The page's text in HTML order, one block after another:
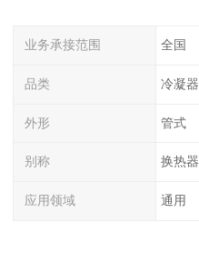
业务承接范围 全国
品类 冷凝
外形 管式
别称 换热器
应用领域 通用